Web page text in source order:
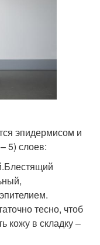
эпидермисом и
5) слоев:
тесно, чтоб
кожу в складку –